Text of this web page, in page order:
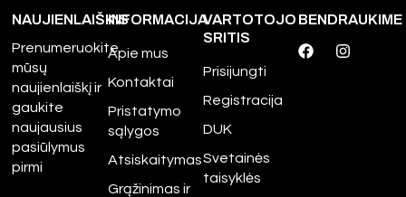
NAUJIENLAIŠKIS
Prenumeruokite
mūsų
naujienlaiškį ir
gaukite
naujausius
pasiūlymus
pirmi
INFORMACIJA
Apie mus
Kontaktai
Pristatymo
sąlygos
Atsiskaitymas
Grąžinimas ir
VARTOTOJO
SRITIS
Prisijungti
Registracija
DUK
Svetainės
taisyklės
BENDRAUKIME